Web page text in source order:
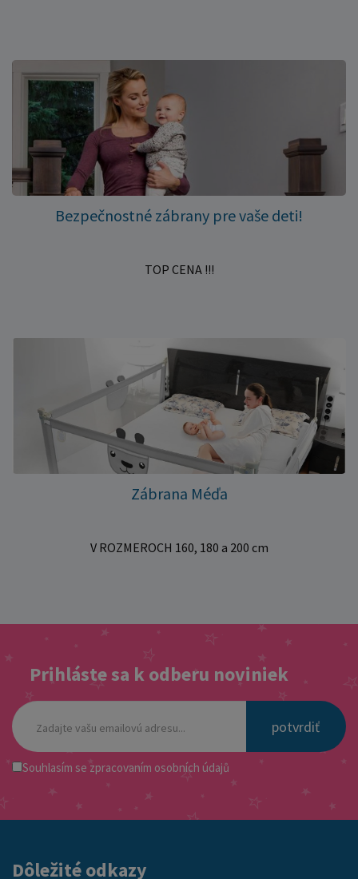
Bezpečnostné zábrany pre vaše deti!
TOP CENA !!!
Zábrana Méďa
V ROZMEROCH 160, 180 a 200 cm
Prihláste sa k odberu noviniek
potvrdiť
Souhlasím se zpracovaním osobních údajů
Dôležité odkazy